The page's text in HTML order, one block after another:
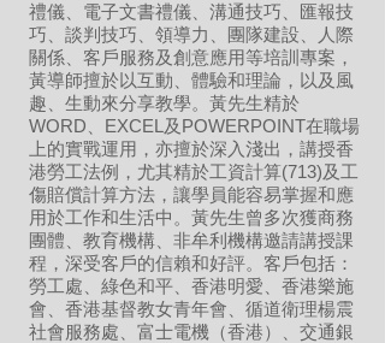
禮儀、電子文書禮儀、溝通技巧、匯報技
巧、談判技巧、領導力、團隊建設、人際
關係、客戶服務及創意應用等培訓專案，
黃導師擅於以互動、體驗和理論，以及風
趣、生動來分享教學。黃先生精於
WORD、EXCEL及POWERPOINT在職場
上的實戰運用，亦擅於深入淺出，講授香
港勞工法例，尤其精於工資計算(713)及工
傷賠償計算方法，讓學員能容易掌握和應
用於工作和生活中。黃先生曾多次獲商務
團體、教育機構、非牟利機構邀請講授課
程，深受客戶的信賴和好評。客戶包括：
勞工處、綠色和平、香港明愛、香港樂施
會、香港基督教女青年會、循道衛理楊震
社會服務處、富士電機（香港）、交通銀